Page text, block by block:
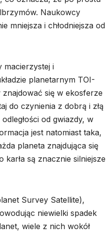
Naukowcy
mniejsza i chłodniejsza od
macierzystej i
planetarnym TOI-
znajdować się w ekosferze
do czynienia z dobrą i złą
od gwiazdy, w
jest natomiast taka,
planeta znajdująca się
są znacznie silniejsze
Survey Satellite),
niewielki spadek
wiele z nich wokół